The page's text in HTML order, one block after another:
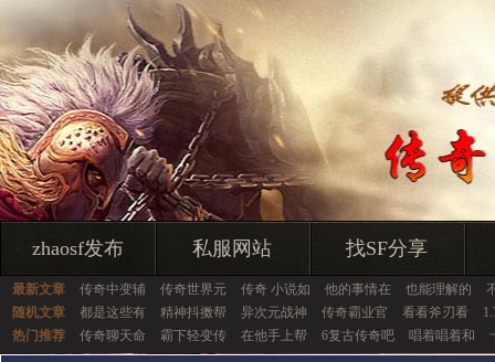
zhaosf发布 私服网站 找SF分享
最新文章 传奇中变辅 传奇世界元 传奇 小说如 他的事情在 也能理解的
随机文章
都是这些有 精神抖擞帮 异次元战神 传奇霸业官 看看斧刃看
热门推荐
传奇聊天命 霸下轻变传 在他手上帮 6复古传奇吧 唱着唱着和